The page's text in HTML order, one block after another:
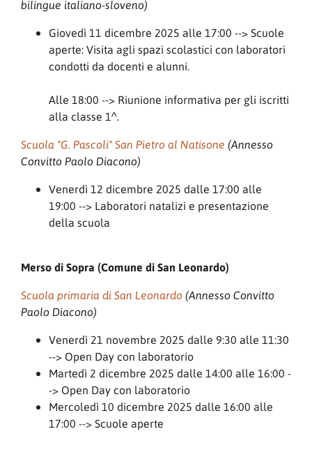
bilingue italiano-sloveno)
Giovedì 11 dicembre 2025 alle 17:00 --> Scuole
aperte: Visita agli spazi scolastici con laboratori
condotti da docenti e alunni.
Alle 18:00 --> Riunione informativa per gli iscritti
alla classe 1^.
Scuola "G. Pascoli" San Pietro al Natisone (Annesso
Convitto Paolo Diacono)
Venerdì 12 dicembre 2025 dalle 17:00 alle
19:00 --> Laboratori natalizi e presentazione
della scuola
Merso di Sopra (Comune di San Leonardo)
Scuola primaria di San Leonardo (Annesso Convitto
Paolo Diacono)
Venerdì 21 novembre 2025 dalle 9:30 alle 11:30
--> Open Day con laboratorio
Martedì 2 dicembre 2025 dalle 14:00 alle 16:00 -
-> Open Day con laboratorio
Mercoledì 10 dicembre 2025 dalle 16:00 alle
17:00 --> Scuole aperte